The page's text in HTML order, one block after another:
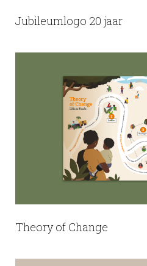
Jubileumlogo 20 jaar
Theory of Change